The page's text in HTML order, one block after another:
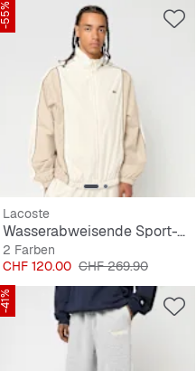
-55%
Lacoste
Wasserabweisende Sport-Track-Jacke
2 Farben
Preis
CHF 120.00 Originalpreis
CHF 269.90
-41%